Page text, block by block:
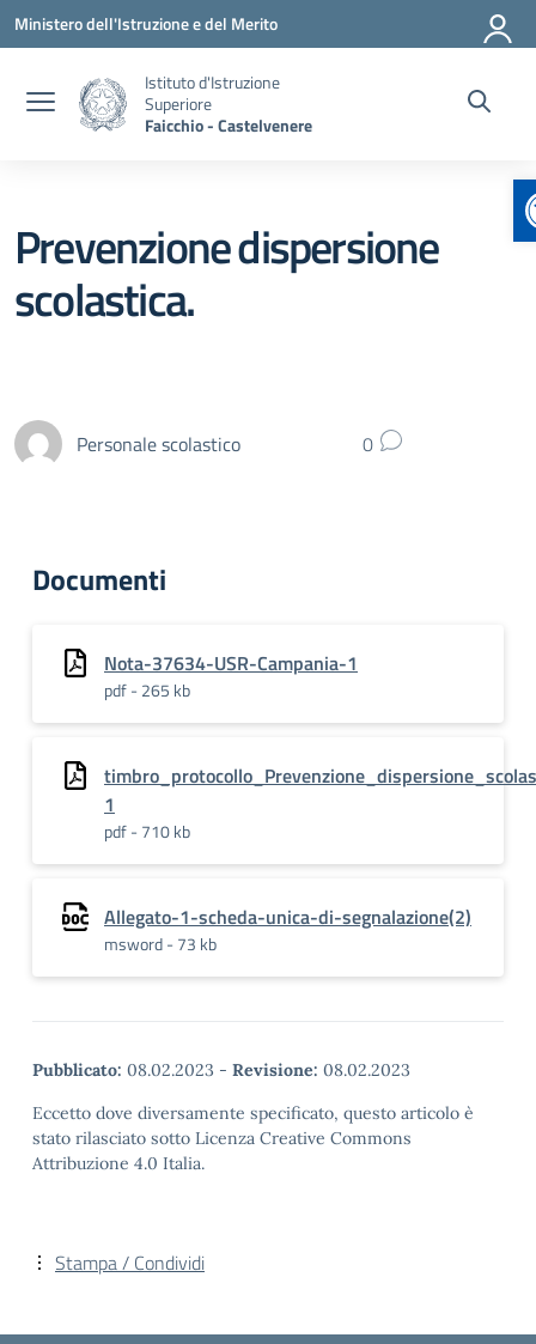
Vai ai contenuti
Vai al menu di navigazione
Vai al footer
Ministero dell'Istruzione e del Merito
Istituto d'Istruzione
Superiore
Faicchio - Castelvenere
Prevenzione dispersione
scolastica.
Personale scolastico 0
Documenti
Nota-37634-USR-Campania-1
pdf - 265 kb
1
pdf - 710 kb
Allegato-1-scheda-unica-di-segnalazione(2)
msword - 73 kb
Pubblicato: 08.02.2023 - Revisione: 08.02.2023
Eccetto dove diversamente specificato, questo articolo è
stato rilasciato sotto Licenza Creative Commons
Attribuzione 4.0 Italia.
Stampa / Condividi